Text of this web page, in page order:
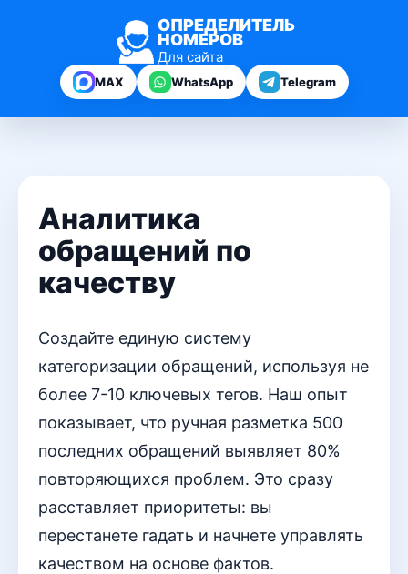
ОПРЕДЕЛИТЕЛЬ
НОМЕРОВ
Для сайта
MAX WhatsApp Telegram
Аналитика
обращений по
качеству
Создайте единую систему
категоризации обращений, используя не
более 7-10 ключевых тегов. Наш опыт
показывает, что ручная разметка 500
последних обращений выявляет 80%
повторяющихся проблем. Это сразу
расставляет приоритеты: вы
перестанете гадать и начнете управлять
качеством на основе фактов.